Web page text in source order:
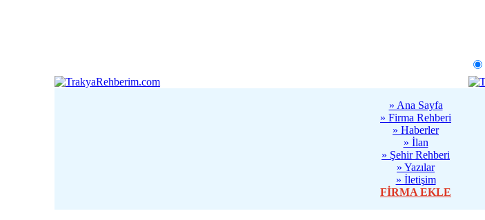
» Ana Sayfa
» Firma Rehberi
» Haberler
» İlan
» Şehir Rehberi
» Yazılar
» İletişim
FİRMA EKLE